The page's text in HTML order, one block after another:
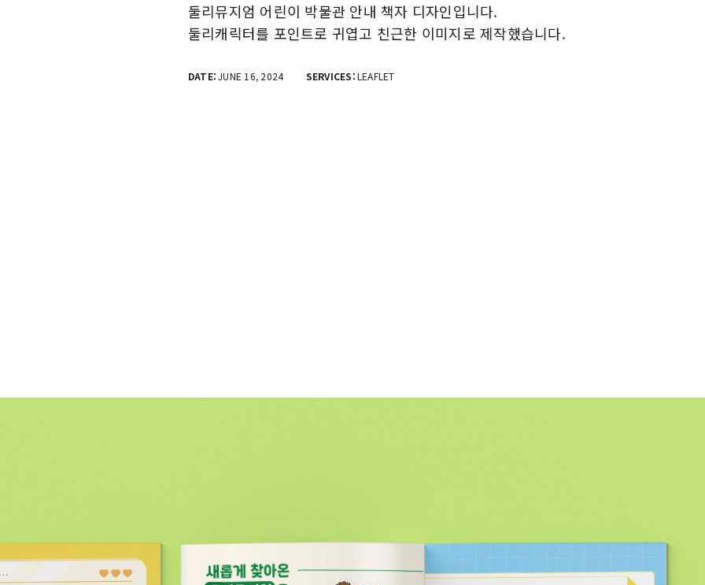
둘리뮤지엄 어린이 박물관 안내 책자 디자인입니다.
둘리캐릭터를 포인트로 귀엽고 친근한 이미지로 제작했습니다.
DATE:JUNE 16, 2024 SERVICES:LEAFLET